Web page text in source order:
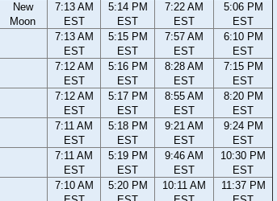
New
Moon
7:13 AM
EST
5:14 PM
EST
7:22 AM
EST
5:06 PM
EST
7:13 AM
EST
5:15 PM
EST
7:57 AM
EST
6:10 PM
EST
7:12 AM
EST
5:16 PM
EST
8:28 AM
EST
7:15 PM
EST
7:12 AM
EST
5:17 PM
EST
8:55 AM
EST
8:20 PM
EST
7:11 AM
EST
5:18 PM
EST
9:21 AM
EST
9:24 PM
EST
7:11 AM
EST
5:19 PM
EST
9:46 AM
EST
10:30 PM
EST
7:10 AM
5:20 PM
10:11 AM
11:37 PM